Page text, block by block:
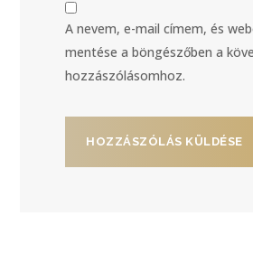
A nevem, e-mail címem, és
mentése a böngészőben a
hozzászólásomhoz.